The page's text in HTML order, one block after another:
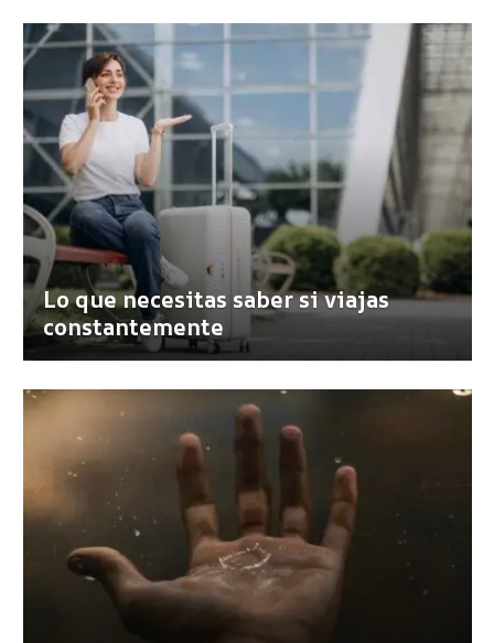
Lo que necesitas saber si viajas
constantemente